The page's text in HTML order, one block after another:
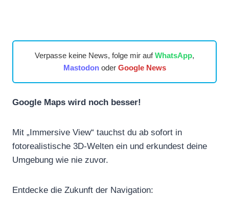
Verpasse keine News, folge mir aufWhatsApp,
Mastodonoder Google News
Google Maps wird noch besser!
Mit „Immersive View“ tauchst du ab sofort in
fotorealistische 3D-Welten ein und erkundest deine
Umgebung wie nie zuvor.
Entdecke die Zukunft der Navigation: